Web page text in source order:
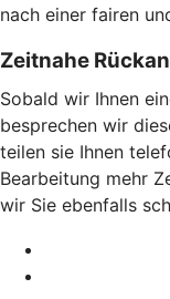
nach einer fairen
Zeitnahe
Sobald wir Ihnen
besprechen wir
teilen sie Ihnen
Bearbeitung mehr
wir Sie ebenfalls